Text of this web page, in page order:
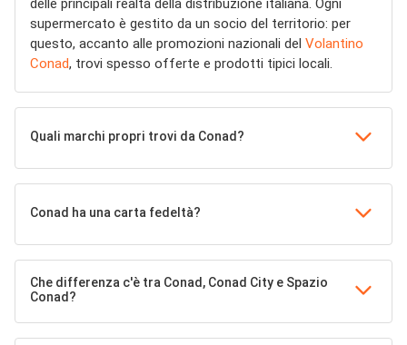
delle principali realtà della distribuzione italiana. Ogni
supermercato è gestito da un socio del territorio: per
questo, accanto alle promozioni nazionali del Volantino
Conad, trovi spesso offerte e prodotti tipici locali.
Quali marchi propri trovi da Conad?
Conad ha una carta fedeltà?
Che differenza c'è tra Conad, Conad City e Spazio
Conad?